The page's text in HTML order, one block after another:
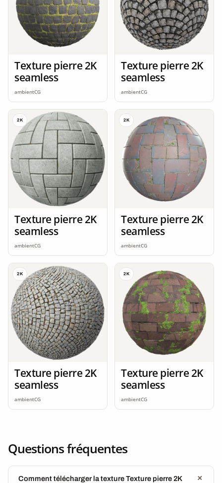
Texture pierre 2K
seamless
ambientCG
Texture pierre 2K
seamless
ambientCG
2K
Texture pierre 2K
seamless
ambientCG
2K
Texture pierre 2K
seamless
ambientCG
2K
Texture pierre 2K
seamless
ambientCG
2K
Texture pierre 2K
seamless
ambientCG
Questions fréquentes
Comment télécharger la texture Texture pierre 2K